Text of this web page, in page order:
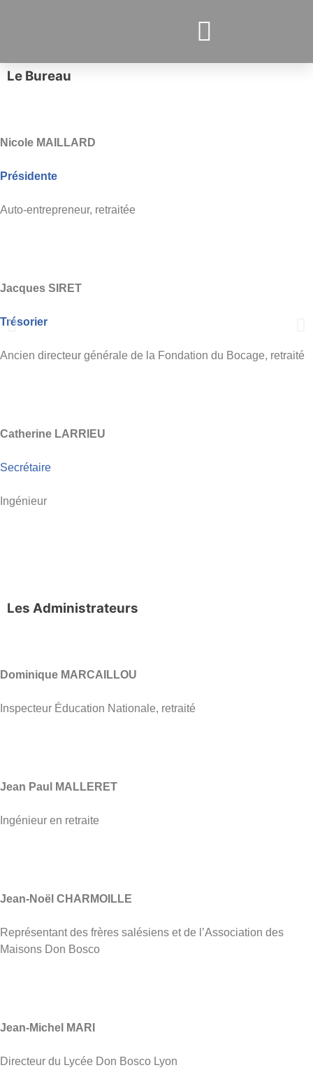
Le Bureau
Nicole MAILLARD
Présidente
Auto-entrepreneur, retraitée
Jacques SIRET
Trésorier
Ancien directeur générale de la Fondation du Bocage, retraité
Catherine LARRIEU
Secrétaire
Ingénieur
Les Administrateurs
Dominique MARCAILLOU
Inspecteur Éducation Nationale, retraité
Jean Paul MALLERET
Ingénieur en retraite
Jean-Noël CHARMOILLE
Représentant des frères salésiens et de l’Association des
Maisons Don Bosco
Jean-Michel MARI
Directeur du Lycée Don Bosco Lyon